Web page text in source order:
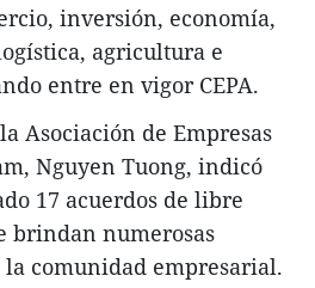
inversión, economía,
agricultura e
entre en vigor CEPA.
Asociación de Empresas
Nguyen Tuong, indicó
17 acuerdos de libre
brindan numerosas
comunidad empresarial.